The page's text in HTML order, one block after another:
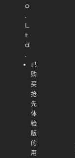
o
.
L
t
d
.
已
购
买
抢
先
体
验
版
的
用